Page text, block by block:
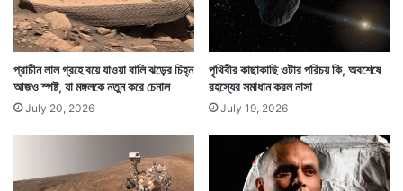
চারধারে ছড়িয়ে পড়ে ফোয়ারার মত জল। এক্ষেত্রে যে মহাজাগতিক
নাক্ষত্রিক ঘটনা ঘটছে তা ঠিক সেরকম। যেন একটি আগ্নেয়গিরি
ফেটে তা থেকে ছিটকে বার হচ্ছে ঝলমলে আলোর গ্যাস।
র
প
র
এ
ক
বি
প্রাচীন লাল গ্রহে বয়ে যাওয়া বালি ঝড়ের চিহ্ন
আজও স্পষ্ট, যা মঙ্গলকে নতুন করে চেনাল
July 20, 2026
পৃথিবীর কাছাকাছি ওটার পরিচয় কি, অবশেষে
রহস্যের সমাধান করল নাসা
July 19, 2026